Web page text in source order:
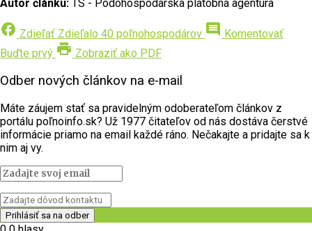
Autor článku: TS - Pôdohospodárska platobná agentúra
facebook Zdieľať Zdieľalo 40 poľnohospodárov comment Komentovať
Buďte prvý print Zobraziť ako PDF
Odber nových článkov na e-mail
Máte záujem stať sa pravidelným odoberateľom článkov z
portálu poľnoinfo.sk? Už 1977 čitateľov od nás dostáva čerstvé
informácie priamo na email každé ráno. Nečakajte a pridajte sa k
nim aj vy.